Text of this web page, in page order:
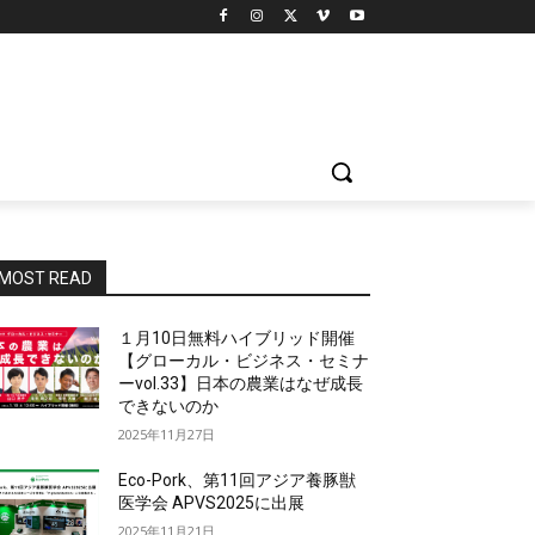
READ
１月10日無料ハイブリッド開催
【グローカル・ビジネス・セミナ
ーvol.33】日本の農業はなぜ成長
できないのか
2025年11月27日
Eco-Pork、第11回アジア養豚獣
医学会 APVS2025に出展
2025年11月21日